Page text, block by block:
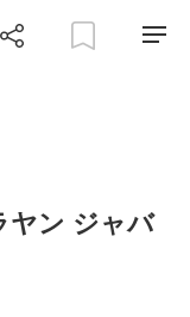
ヤン ジャバ